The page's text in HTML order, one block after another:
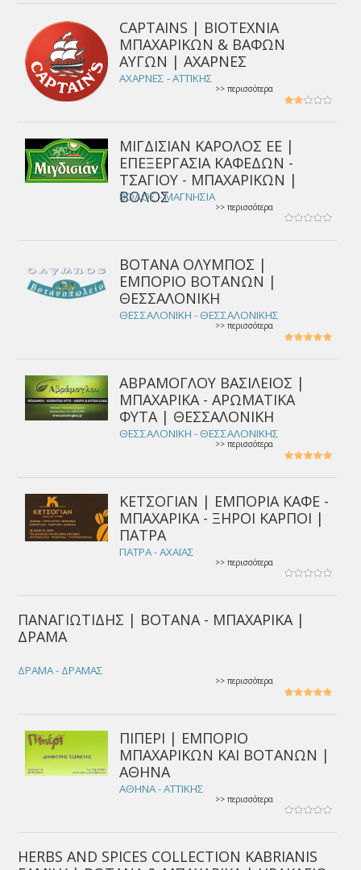
CAPTAINS | ΒΙΟΤΕΧΝΙΑ
ΜΠΑΧΑΡΙΚΩΝ & ΒΑΦΩΝ
ΑΥΓΩΝ | ΑΧΑΡΝΕΣ
ΑΧΑΡΝΕΣ - ΑΤΤΙΚΗΣ
>> περισσότερα
ΜΙΓΔΙΣΙΑΝ ΚΑΡΟΛΟΣ ΕΕ |
ΕΠΕΞΕΡΓΑΣΙΑ ΚΑΦΕΔΩΝ -
ΤΣΑΓΙΟΥ - ΜΠΑΧΑΡΙΚΩΝ |
ΒΟΛΟΣ
ΒΟΛΟΣ - ΜΑΓΝΗΣΙΑ
>> περισσότερα
ΒΟΤΑΝΑ ΟΛΥΜΠΟΣ |
ΕΜΠΟΡΙΟ ΒΟΤΑΝΩΝ |
ΘΕΣΣΑΛΟΝΙΚΗ
ΘΕΣΣΑΛΟΝΙΚΗ - ΘΕΣΣΑΛΟΝΙΚΗΣ
>> περισσότερα
ΑΒΡΑΜΟΓΛΟΥ ΒΑΣΙΛΕΙΟΣ |
ΜΠΑΧΑΡΙΚΑ - ΑΡΩΜΑΤΙΚΑ
ΦΥΤΑ | ΘΕΣΣΑΛΟΝΙΚΗ
ΘΕΣΣΑΛΟΝΙΚΗ - ΘΕΣΣΑΛΟΝΙΚΗΣ
>> περισσότερα
ΚΕΤΣΟΓΙΑΝ | ΕΜΠΟΡΙΑ ΚΑΦΕ -
ΜΠΑΧΑΡΙΚΑ - ΞΗΡΟΙ ΚΑΡΠΟΙ |
ΠΑΤΡΑ
ΠΑΤΡΑ - ΑΧΑΪΑΣ
>> περισσότερα
ΠΑΝΑΓΙΩΤΙΔΗΣ | ΒΟΤΑΝΑ - ΜΠΑΧΑΡΙΚΑ |
ΔΡΑΜΑ
ΔΡΑΜΑ - ΔΡΑΜΑΣ
>> περισσότερα
ΠΙΠΕΡΙ | ΕΜΠΟΡΙΟ
ΜΠΑΧΑΡΙΚΩΝ ΚΑΙ ΒΟΤΑΝΩΝ |
ΑΘΗΝΑ
ΑΘΗΝΑ - ΑΤΤΙΚΗΣ
>> περισσότερα
HERBS AND SPICES COLLECTION KABRIANIS